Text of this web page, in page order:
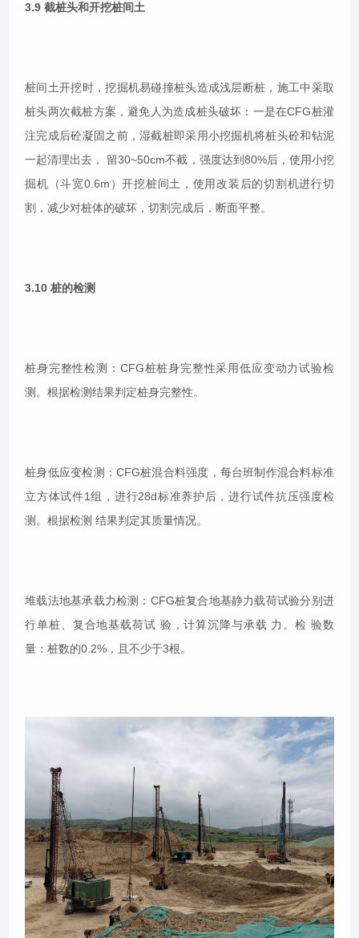
3.9 截桩头和开挖桩间土
桩间土开挖时，挖掘机易碰撞桩头造成浅层断桩，施工中采取
桩头两次截桩方案，避免人为造成桩头破坏：一是在CFG桩灌
注完成后砼凝固之前，湿截桩即采用小挖掘机将桩头砼和钻泥
一起清理出去， 留30~50cm不截，强度达到80%后，使用小挖
掘机（斗宽0.6m）开挖桩间土，使用改装后的切割机进行切
割，减少对桩体的破坏，切割完成后，断面平整。
3.10 桩的检测
桩身完整性检测：CFG桩桩身完整性采用低应变动力试验检
测。根据检测结果判定桩身完整性。
桩身低应变检测：CFG桩混合料强度，每台班制作混合料标准
立方体试件1组，进行28d标准养护后，进行试件抗压强度检
测。根据检测 结果判定其质量情况。
堆载法地基承载力检测：CFG桩复合地基静力载荷试验分别进
行单桩、复合地基载荷试 验，计算沉降与承载 力。检 验数
量：桩数的0.2%，且不少于3根。